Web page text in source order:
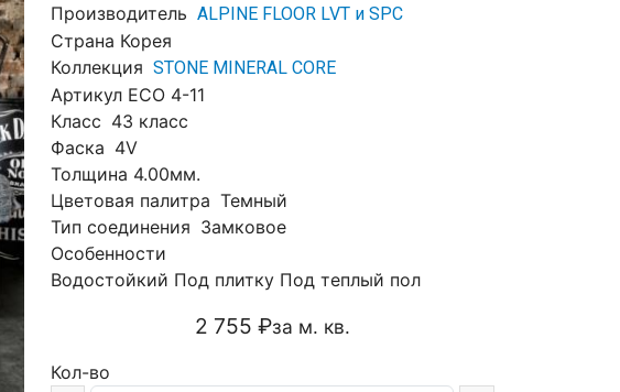
Производитель ALPINE FLOOR LVT и SPC
Страна Корея
Коллекция STONE MINERAL CORE
Артикул ECO 4-11
Класс 43 класс
Фаска 4V
Толщина 4.00мм.
Цветовая палитра Темный
Тип соединения Замковое
Особенности
Водостойкий Под плитку Под теплый пол
2 755 ₽за м. кв.
Кол-во